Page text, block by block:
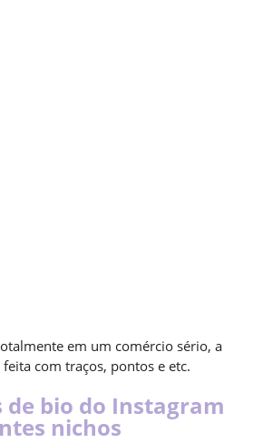
em um comércio sério, a
com traços, pontos e etc.
de bio do Instagram
nichos